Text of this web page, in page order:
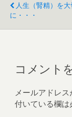
人生（腎精）を大
に・・・
コメント
メールアドレス
付いている欄